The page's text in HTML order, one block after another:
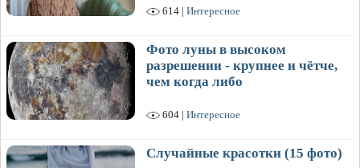
614 | Интересное
Фото луны в высоком
разрешении - крупнее и чётче,
чем когда либо
604 | Интересное
Случайные красотки (15 фото)